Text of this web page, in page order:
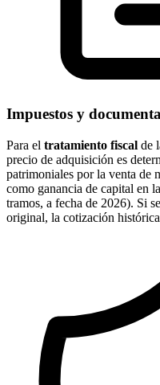
Impuestos y
Para el tratamiento fiscal de
precio de adquisición es
patrimoniales por la venta de
como ganancia de capital en
tramos, a fecha de 2026). Si
original, la cotización